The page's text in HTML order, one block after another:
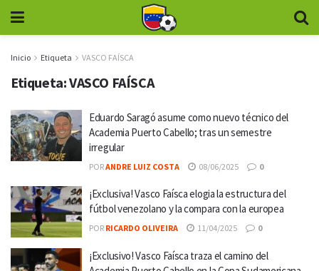
Inicio Etiqueta VASCO FAÍSCA
Etiqueta:VASCO FAÍSCA
Eduardo Saragó asume como nuevo técnico del
Academia Puerto Cabello; tras un semestre
irregular
PORANDRE LUIZ COSTA 08/06/2025 0
¡Exclusiva! Vasco Faísca elogia la estructura del
fútbol venezolano y la compara con la europea
POR RICARDO OLIVEIRA 11/04/2025 0
¡Exclusivo! Vasco Faísca traza el camino del